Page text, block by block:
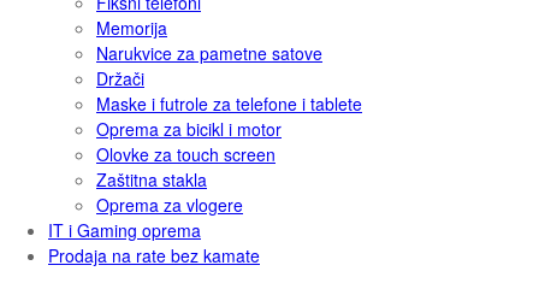
Memorija
Narukvice za pametne satove
Držači
Maske i futrole za telefone i tablete
Oprema za bicikl i motor
Olovke za touch screen
Zaštitna stakla
Oprema za vlogere
IT i Gaming oprema
Prodaja na rate bez kamate